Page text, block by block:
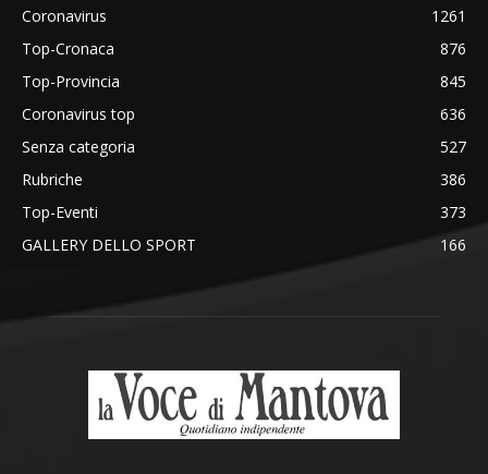
Coronavirus
1261
Top-Cronaca
876
Top-Provincia
845
Coronavirus top
636
Senza categoria
527
Rubriche
386
Top-Eventi
373
GALLERY DELLO SPORT
166